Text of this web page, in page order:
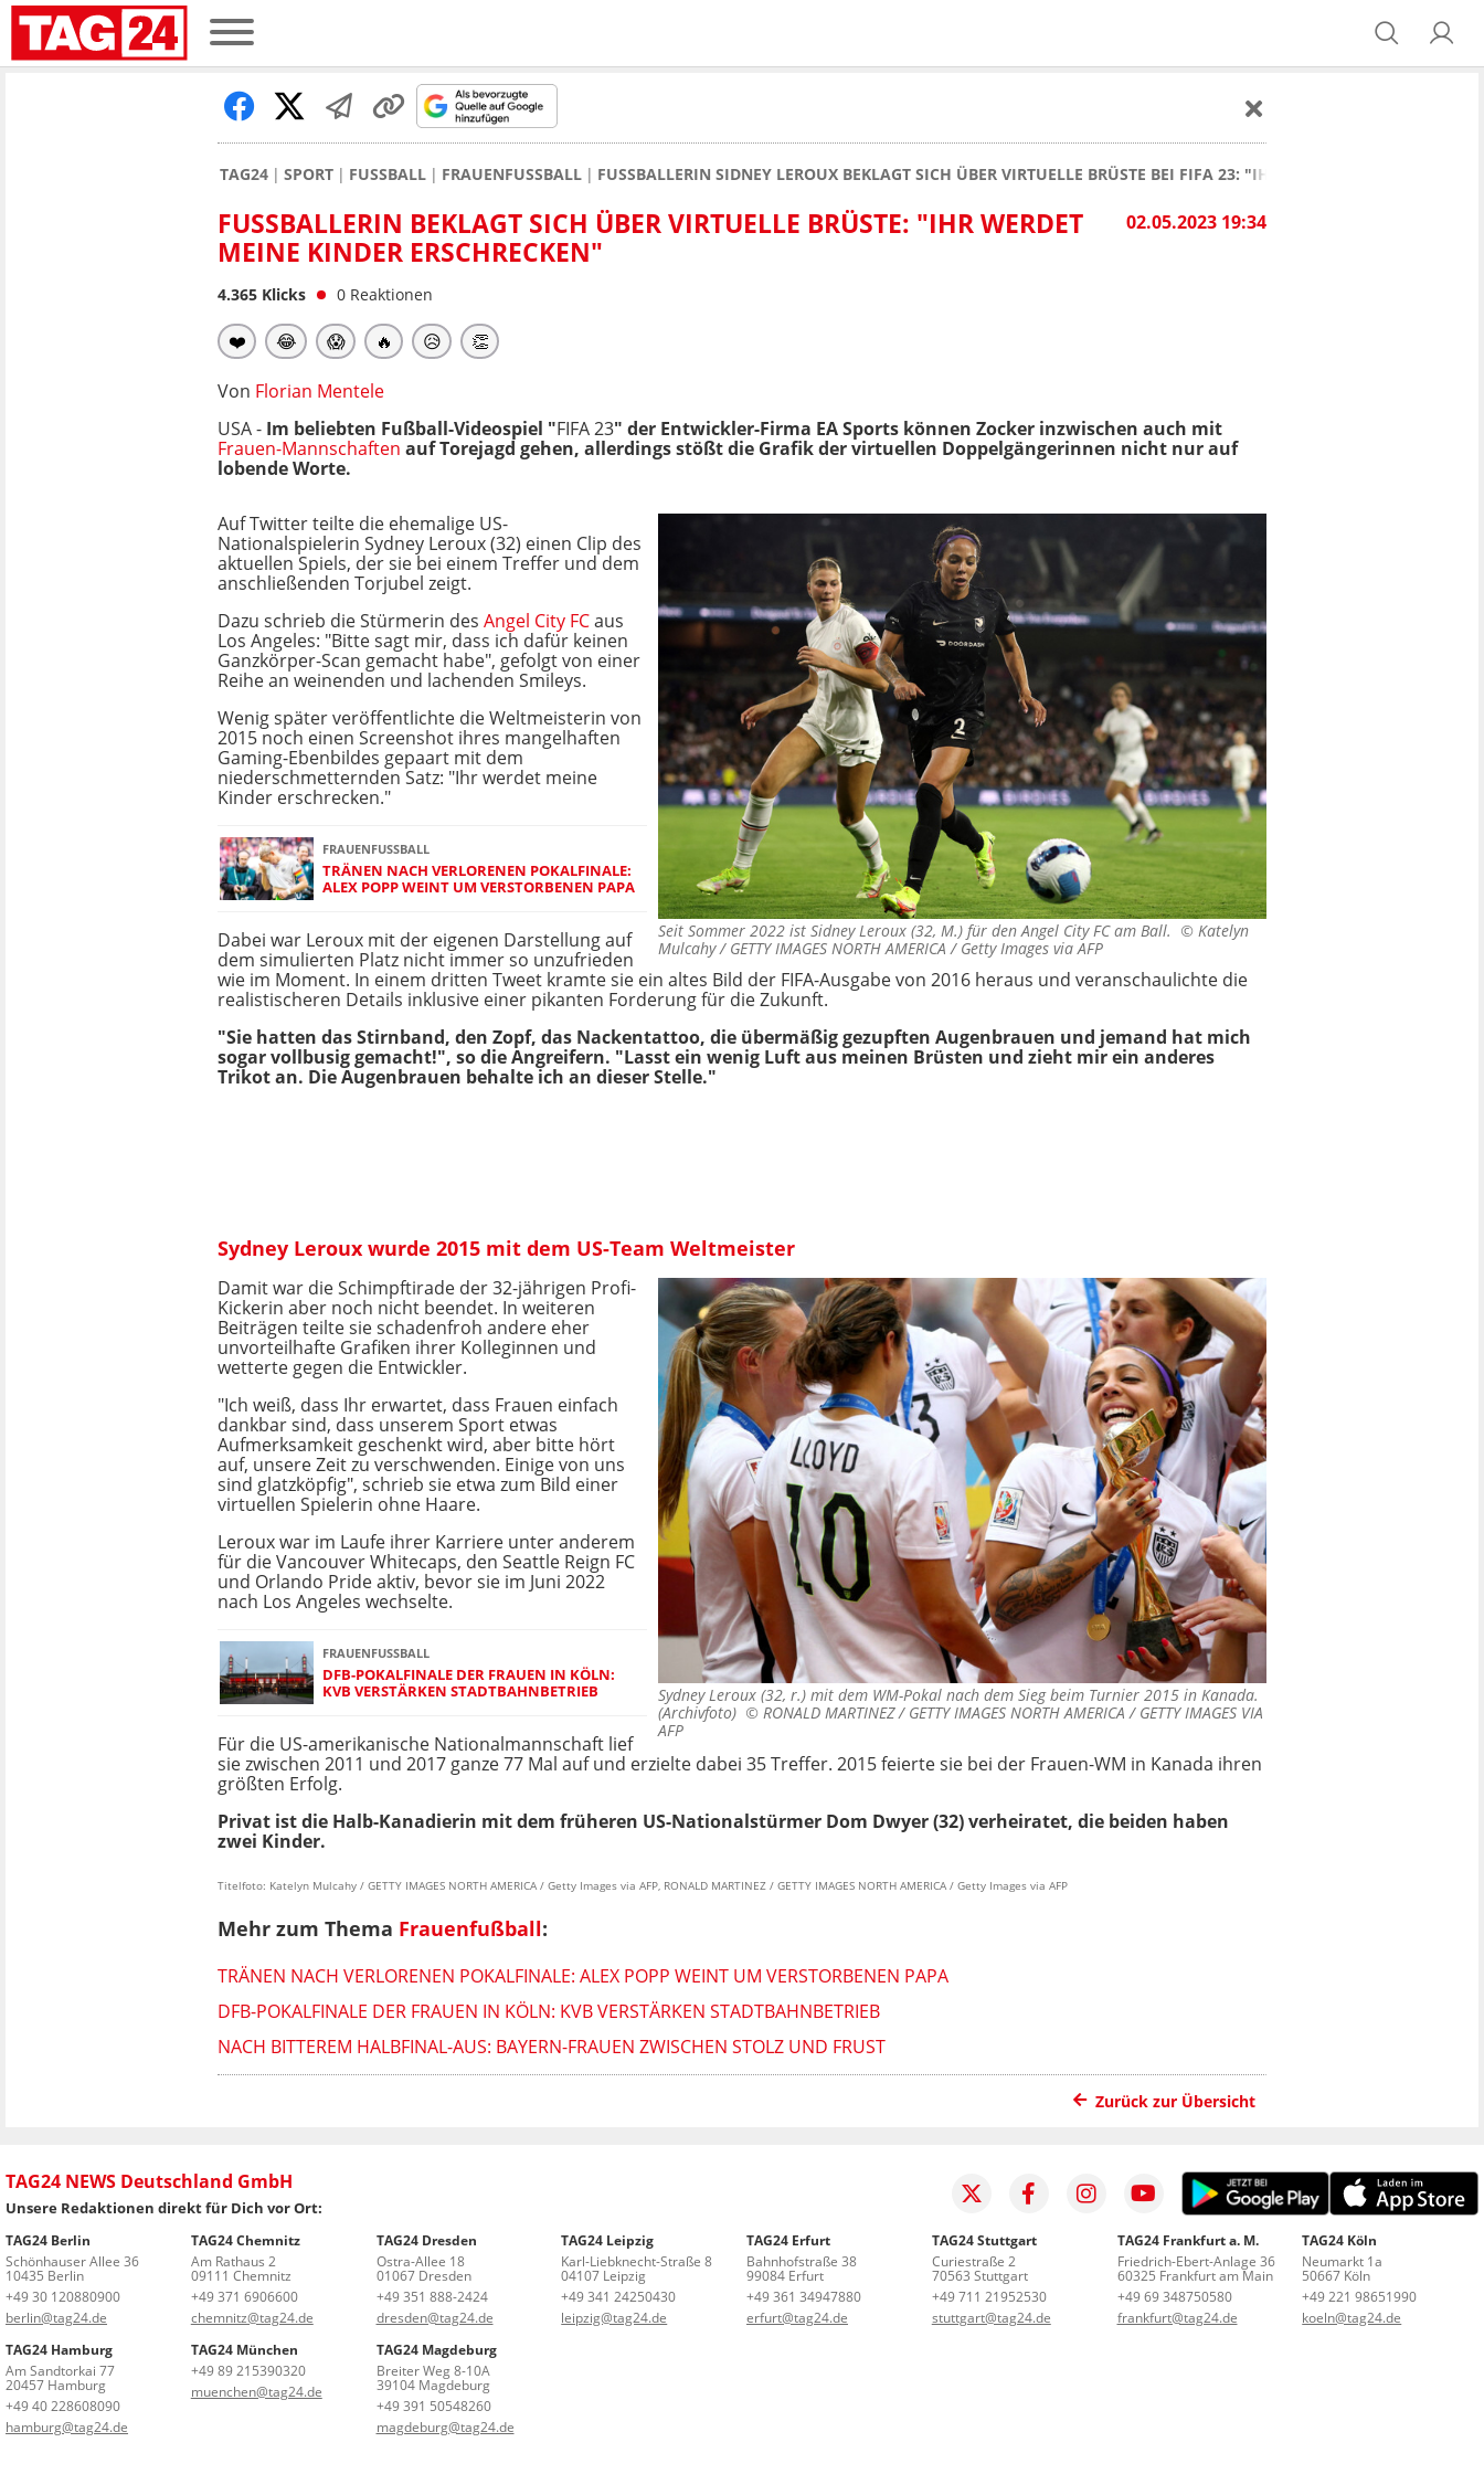
TAG24 SPORT FUSSBALL FRAUENFUSSBALL FUSSBALLERIN SIDNEY LEROUX BEKLAGT SICH ÜBER VIRTUELLE BRÜSTE BEI FIFA 23: "IHR WERDET MEINE KINDER
02.05.2023 19:34
FUSSBALLERIN BEKLAGT SICH ÜBER VIRTUELLE BRÜSTE: "IHR WERDET M
EINE KINDER ERSCHRECKEN"
4.365 Klicks 0 Reaktionen
❤️ 😂 😱 🔥 😥 👏
Von Florian Mentele
USA - Im beliebten Fußball-Videospiel "FIFA 23" der Entwickler-Firma EA Sports können Zocker inzwischen auch mit
Frauen-Mannschaften auf Torejagd gehen, allerdings stößt die Grafik der virtuellen Doppelgängerinnen nicht nur auf
lobende Worte.
Seit Sommer 2022 ist Sidney Leroux (32, M.) für den Angel City FC am Ball. © Katelyn
Mulcahy / GETTY IMAGES NORTH AMERICA / Getty Images via AFP
Auf Twitter teilte die ehemalige US-
Nationalspielerin Sydney Leroux (32) einen Clip des
aktuellen Spiels, der sie bei einem Treffer und dem
anschließenden Torjubel zeigt.
Dazu schrieb die Stürmerin des Angel City FCaus
Los Angeles: "Bitte sagt mir, dass ich dafür keinen
Ganzkörper-Scan gemacht habe", gefolgt von einer
Reihe an weinenden und lachenden Smileys.
Wenig später veröffentlichte die Weltmeisterin von
2015 noch einen Screenshot ihres mangelhaften
Gaming-Ebenbildes gepaart mit dem
niederschmetternden Satz: "Ihr werdet meine
Kinder erschrecken."
FRAUENFUSSBALL
TRÄNEN NACH VERLORENEN POKALFINALE:
ALEX POPP WEINT UM VERSTORBENEN PAPA
Dabei war Leroux mit der eigenen Darstellung auf
dem simulierten Platz nicht immer so unzufrieden
wie im Moment. In einem dritten Tweet kramte sie ein altes Bild der FIFA-Ausgabe von 2016 heraus und veranschaulichte die
realistischeren Details inklusive einer pikanten Forderung für die Zukunft.
"Sie hatten das Stirnband, den Zopf, das Nackentattoo, die übermäßig gezupften Augenbrauen und jemand hat mich
sogar vollbusig gemacht!", so die Angreifern. "Lasst ein wenig Luft aus meinen Brüsten und zieht mir ein anderes
Trikot an. Die Augenbrauen behalte ich an dieser Stelle."
Sydney Leroux wurde 2015 mit dem US-Team Weltmeister
Sydney Leroux (32, r.) mit dem WM-Pokal nach dem Sieg beim Turnier 2015 in Kanada.
(Archivfoto) © RONALD MARTINEZ / GETTY IMAGES NORTH AMERICA / GETTY IMAGES VIA
AFP
Damit war die Schimpftirade der 32-jährigen Profi-
Kickerin aber noch nicht beendet. In weiteren
Beiträgen teilte sie schadenfroh andere eher
unvorteilhafte Grafiken ihrer Kolleginnen und
wetterte gegen die Entwickler.
"Ich weiß, dass Ihr erwartet, dass Frauen einfach
dankbar sind, dass unserem Sport etwas
Aufmerksamkeit geschenkt wird, aber bitte hört
auf, unsere Zeit zu verschwenden. Einige von uns
sind glatzköpfig", schrieb sie etwa zum Bild einer
virtuellen Spielerin ohne Haare.
Leroux war im Laufe ihrer Karriere unter anderem
für die Vancouver Whitecaps, den Seattle Reign FC
und Orlando Pride aktiv, bevor sie im Juni 2022
nach Los Angeles wechselte.
FRAUENFUSSBALL
DFB-POKALFINALE DER FRAUEN IN KÖLN:
KVB VERSTÄRKEN STADTBAHNBETRIEB
Für die US-amerikanische Nationalmannschaft lief
sie zwischen 2011 und 2017 ganze 77 Mal auf und erzielte dabei 35 Treffer. 2015 feierte sie bei der Frauen-WM in Kanada ihren
größten Erfolg.
Privat ist die Halb-Kanadierin mit dem früheren US-Nationalstürmer Dom Dwyer (32) verheiratet, die beiden haben
zwei Kinder.
Titelfoto: Katelyn Mulcahy / GETTY IMAGES NORTH AMERICA / Getty Images via AFP, RONALD MARTINEZ / GETTY IMAGES NORTH AMERICA / Getty Images via AFP
Mehr zum Thema Frauenfußball:
TRÄNEN NACH VERLORENEN POKALFINALE: ALEX POPP WEINT UM VERSTORBENEN PAPA
DFB-POKALFINALE DER FRAUEN IN KÖLN: KVB VERSTÄRKEN STADTBAHNBETRIEB
NACH BITTEREM HALBFINAL-AUS: BAYERN-FRAUEN ZWISCHEN STOLZ UND FRUST
Zurück zur Übersicht
TAG24 NEWS Deutschland GmbH
Unsere Redaktionen direkt für Dich vor Ort:
TAG24 Berlin
Schönhauser Allee 36
10435 Berlin
+49 30 120880900
berlin@tag24.de
TAG24 Chemnitz
Am Rathaus 2
09111 Chemnitz
+49 371 6906600
chemnitz@tag24.de
TAG24 Dresden
Ostra-Allee 18
01067 Dresden
+49 351 888-2424
dresden@tag24.de
TAG24 Leipzig
Karl-Liebknecht-Straße 8
04107 Leipzig
+49 341 24250430
leipzig@tag24.de
TAG24 Erfurt
Bahnhofstraße 38
99084 Erfurt
+49 361 34947880
erfurt@tag24.de
TAG24 Stuttgart
Curiestraße 2
70563 Stuttgart
+49 711 21952530
stuttgart@tag24.de
TAG24 Frankfurt a. M.
Friedrich-Ebert-Anlage 36
60325 Frankfurt am Main
+49 69 348750580
frankfurt@tag24.de
TAG24 Köln
Neumarkt 1a
50667 Köln
+49 221 98651990
koeln@tag24.de
TAG24 Hamburg
Am Sandtorkai 77
20457 Hamburg
+49 40 228608090
hamburg@tag24.de
TAG24 München
+49 89 215390320
muenchen@tag24.de
TAG24 Magdeburg
Breiter Weg 8-10A
39104 Magdeburg
+49 391 50548260
magdeburg@tag24.de